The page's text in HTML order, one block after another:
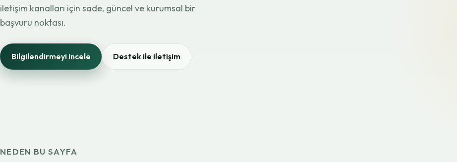
iletişim kanalları için sade, güncel ve kurumsal bir
başvuru noktası.
Bilgilendirmeyi incele Destek ile iletişim
NEDEN BU SAYFA